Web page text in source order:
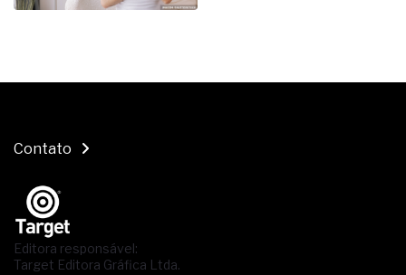
Contato
Editora responsável:
Target Editora Gráfica Ltda.